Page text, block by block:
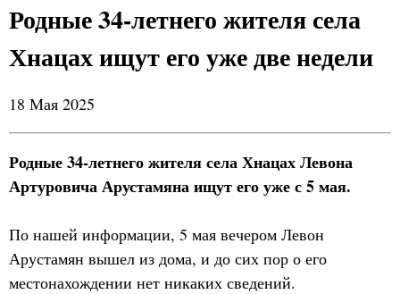
Родные 34-летнего жителя села
Хнацах ищут его уже две недели
18 Мая 2025
Родные 34-летнего жителя села Хнацах Левона
Артуровича Арустамяна ищут его уже с 5 мая.
По нашей информации, 5 мая вечером Левон
Арустамян вышел из дома, и до сих пор о его
местонахождении нет никаких сведений.